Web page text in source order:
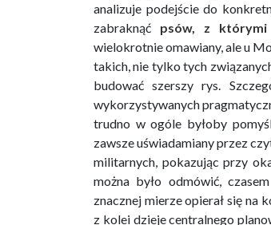
analizuje podejście do
zabraknąć psów, z którymi
wielokrotnie omawiany, ale u
takich, nie tylko tych
budować szerszy rys.
wykorzystywanych
trudno w ogóle byłoby
zawsze uświadamiany przez
militarnych, pokazując przy
można było odmówić,
znacznej mierze opierał się na
z kolei dzieje centralnego